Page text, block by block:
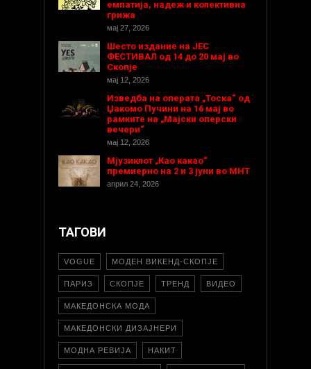
емпатија, надеж и колективна
грижа
мај 27, 2026
Шесто издание на ЈЕС
ФЕСТИВАЛ од 14 до 20 мај во
Скопје
мај 12, 2026
Изведба на операта „Тоска“ од
Џакомо Пучини на 16 мај во
рамките на „Мајски оперски
вечери“
мај 12, 2026
Мјузиклот „Као какао“
премиерно на 2 и 3 јуни во МНТ
април 24, 2026
ТАГОВИ
VOGUE МОДЕН ВИКЕНД-СКОПЈЕ
ПАРИЗ СКОПЈЕ ТРЕНД ВИДЕО
МАКЕДОНСКА МОДА
МАКЕДОНСКИ ДИЗАЈНЕРИ
МОДНА РЕВИЈА НАКИТ